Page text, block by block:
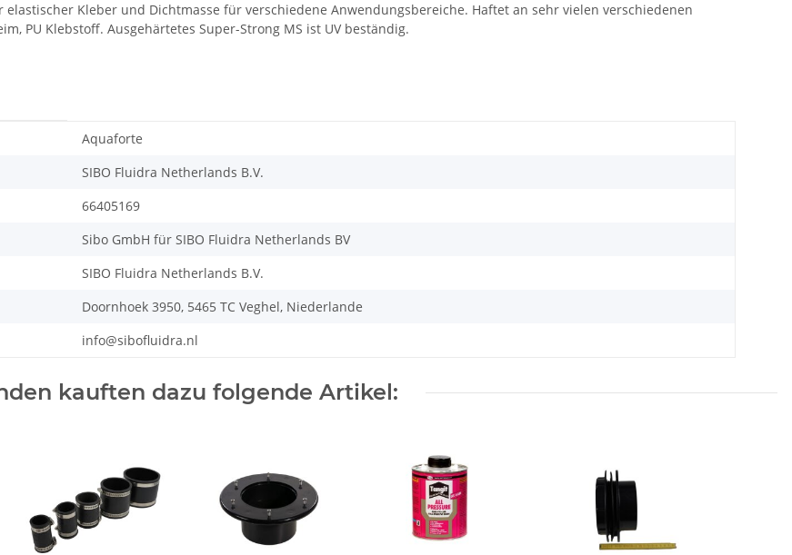
Kleber und Dichtmasse für verschiedene Anwendungsbereiche. Haftet an sehr vielen verschiedenen
PU Klebstoff. Ausgehärtetes Super-Strong MS ist UV beständig.
Aquaforte
SIBO Fluidra Netherlands B.V.
66405169
Sibo GmbH für SIBO Fluidra Netherlands BV
SIBO Fluidra Netherlands B.V.
Doornhoek 3950, 5465 TC Veghel, Niederlande
info@sibofluidra.nl
kauften dazu folgende Artikel: